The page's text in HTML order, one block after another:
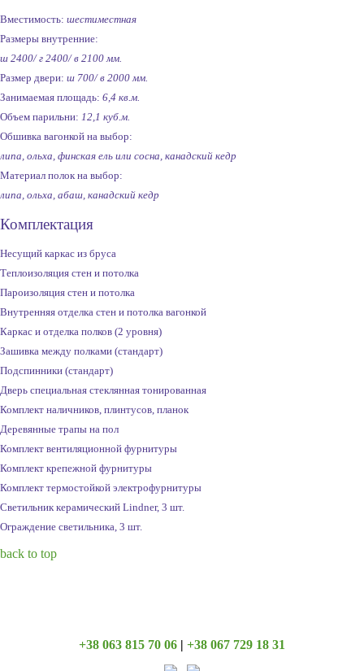
Вместимость: шестиместная
Размеры внутренние:
ш 2400/ г 2400/ в 2100 мм.
Размер двери: ш 700/ в 2000 мм.
Занимаемая площадь: 6,4 кв.м.
Объем парильни: 12,1 куб.м.
Обшивка вагонкой на выбор:
липа, ольха, финская ель или сосна, канадский кедр
Материал полок на выбор:
липа, ольха, абаш, канадский кедр
Комплектация
Несущий каркас из бруса
Теплоизоляция стен и потолка
Пароизоляция стен и потолка
Внутренняя отделка стен и потолка вагонкой
Каркас и отделка полков (2 уровня)
Зашивка между полками (стандарт)
Подспинники (стандарт)
Дверь специальная стеклянная тонированная
Комплект наличников, плинтусов, планок
Деревянные трапы на пол
Комплект вентиляционной фурнитуры
Комплект крепежной фурнитуры
Комплект термостойкой электрофурнитуры
Светильник керамический Lindner, 3 шт.
Ограждение светильника, 3 шт.
back to top
+38 063 815 70 06 +38 067 729 18 31